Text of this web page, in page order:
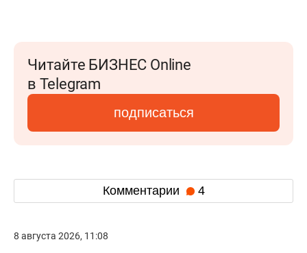
Читайте БИЗНЕС Online
в Telegram
подписаться
Комментарии 4
8 августа 2026, 11:08